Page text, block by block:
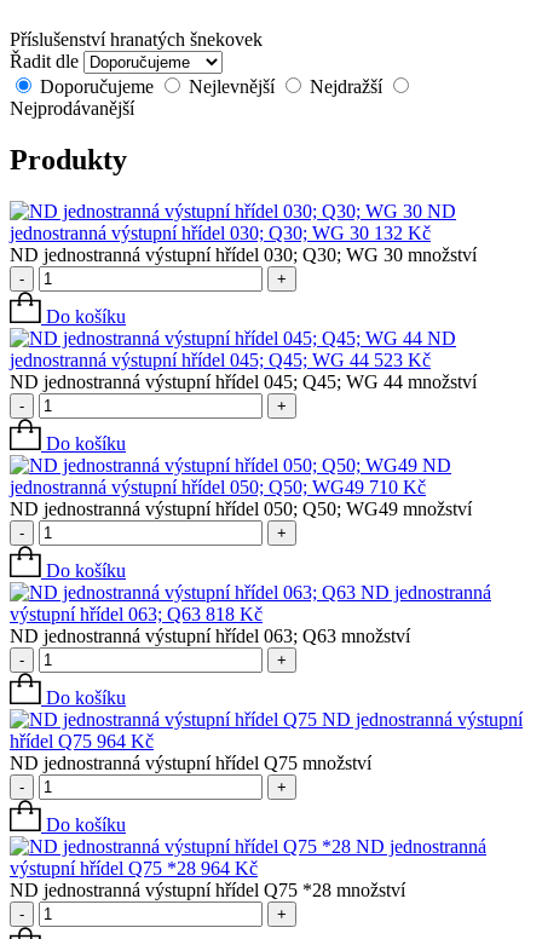
Příslušenství hranatých šnekovek
Řadit dle
Doporučujeme
Nejlevnější
Nejdražší
Nejprodávanější
Produkty
ND
jednostranná výstupní hřídel 030; Q30; WG 30 132 Kč
ND jednostranná výstupní hřídel 030; Q30; WG 30 množství
- +
Do košíku
ND
jednostranná výstupní hřídel 045; Q45; WG 44 523 Kč
ND jednostranná výstupní hřídel 045; Q45; WG 44 množství
- +
Do košíku
ND
jednostranná výstupní hřídel 050; Q50; WG49 710 Kč
ND jednostranná výstupní hřídel 050; Q50; WG49 množství
- +
Do košíku
ND jednostranná
výstupní hřídel 063; Q63 818 Kč
ND jednostranná výstupní hřídel 063; Q63 množství
- +
Do košíku
ND jednostranná výstupní
hřídel Q75 964 Kč
ND jednostranná výstupní hřídel Q75 množství
- +
Do košíku
ND jednostranná
výstupní hřídel Q75 *28 964 Kč
ND jednostranná výstupní hřídel Q75 *28 množství
- +